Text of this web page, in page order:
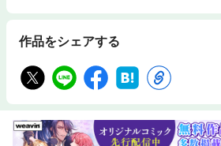
作品をシェアする